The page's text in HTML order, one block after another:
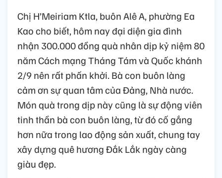
Chị H’Meiriam Ktla, buôn Alê A, phường Ea
Kao cho biết, hôm nay đại diện gia đình
nhận 300.000 đồng quà nhân dịp kỷ niệm 80
năm Cách mạng Tháng Tám và Quốc khánh
2/9 nên rất phấn khởi. Bà con buôn làng
cảm ơn sự quan tâm của Đảng, Nhà nước.
Món quà trong dịp này cũng là sự động viên
tinh thần bà con buôn làng, từ đó cố gắng
hơn nữa trong lao động sản xuất, chung tay
xây dựng quê hương Đắk Lắk ngày càng
giàu đẹp.